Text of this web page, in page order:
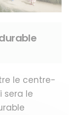
le centre-
sera le